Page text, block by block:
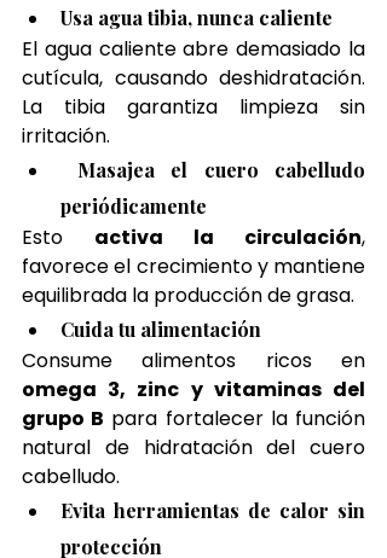
Usa agua tibia, nunca caliente
El agua caliente abre demasiado la
cutícula, causando deshidratación.
La tibia garantiza limpieza sin
irritación.
Masajea el cuero cabelludo
periódicamente
Esto activa la circulación,
favorece el crecimiento y mantiene
equilibrada la producción de grasa.
Cuida tu alimentación
omega 3, zinc y vitaminas del
grupo B para fortalecer la función
natural de hidratación del cuero
cabelludo.
Evita herramientas de calor sin
protección